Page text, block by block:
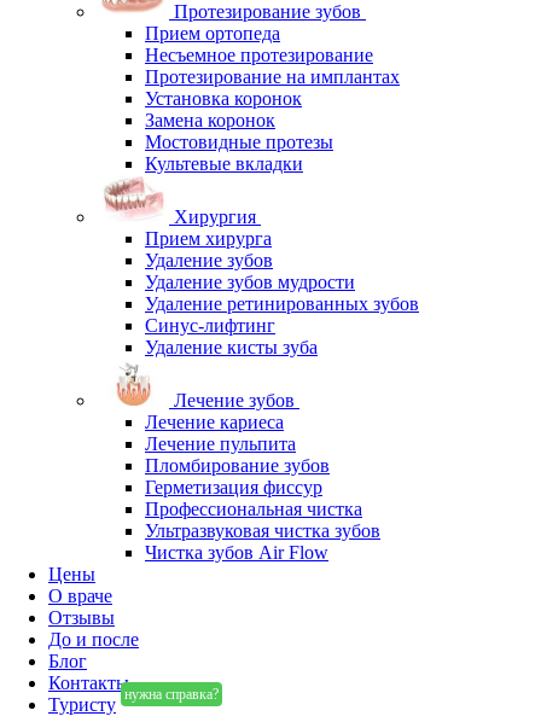
Протезирование зубов
Прием ортопеда
Несъемное протезирование
Протезирование на имплантах
Установка коронок
Замена коронок
Мостовидные протезы
Культевые вкладки
Хирургия
Прием хирурга
Удаление зубов
Удаление зубов мудрости
Удаление ретинированных зубов
Синус-лифтинг
Удаление кисты зуба
Лечение зубов
Лечение кариеса
Лечение пульпита
Пломбирование зубов
Герметизация фиссур
Профессиональная чистка
Ультразвуковая чистка зубов
Чистка зубов Air Flow
Цены
О враче
Отзывы
До и после
Блог
Контакты
Туристу нужна справка?